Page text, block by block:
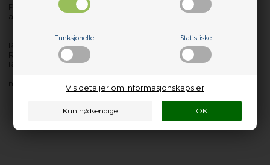
Funksjonelle Statistiske
Vis detaljer om informasjonskapsler
Produktet er kun egnet til modeller med produkt/PNC-nr. som
angitt etter bindestrek.
RDH3386GDW - 916096896-03
RDH3497RDW - 916096894-02
RDH3674PDW - 916097296-00
med flere…